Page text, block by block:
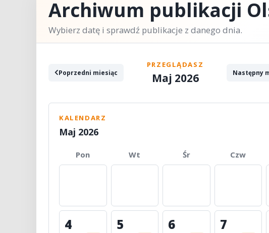
Archiwum publikacji
Wybierz datę i sprawdź publikacje z danego dnia.
Poprzedni miesiąc
PRZEGLĄDASZ
Maj 2026 Następny
KALENDARZ
Maj 2026
Pon Wt Śr Czw
4 5 6 7